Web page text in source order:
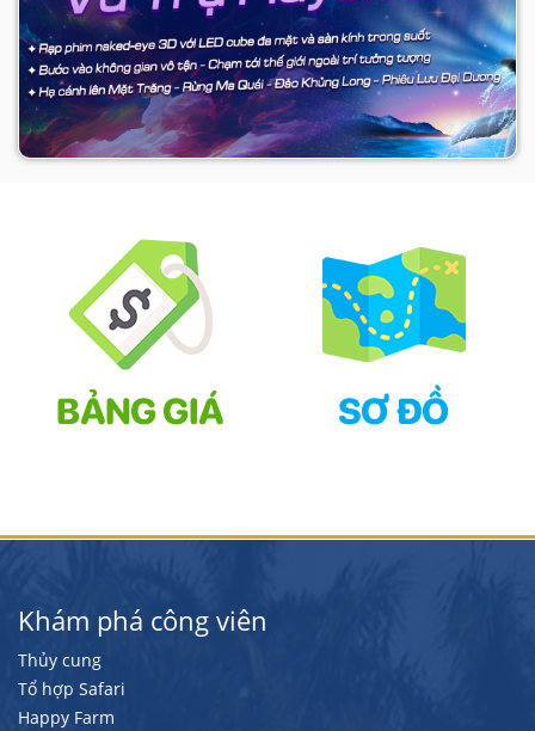
Khám phá công viên
Thủy cung
Tổ hợp Safari
Happy Farm